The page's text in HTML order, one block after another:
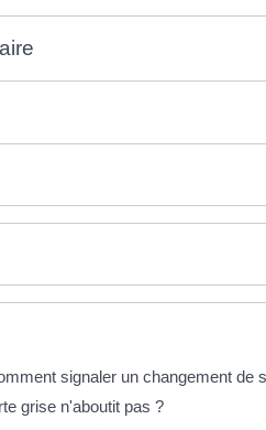
signaler un changement de
grise n'aboutit pas ?